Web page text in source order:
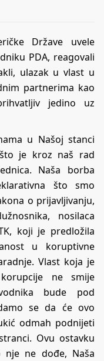
Države uvele
PDA, reagovali
ulazak u vlast u
partnerima kao
jedino uz
u Našoj stanci
je kroz naš rad
Naša borba
što smo
o prijavljivanju,
nosilaca
koji je predložila
u koruptivne
Vlast koja je
ne smije
bude pod
se da će ovo
odmah podnijeti
Ovu ostavku
nje ne dođe, Naša